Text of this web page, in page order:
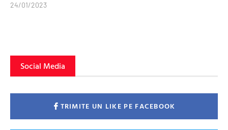
24/01/2023
Social Media
TRIMITE UN LIKE PE FACEBOOK